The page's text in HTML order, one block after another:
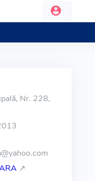
Nr. 228,
@yahoo.com
↗